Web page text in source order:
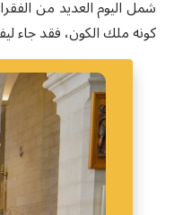
شمل اليوم العديد من
كونه ملك الكون،فقد جاء